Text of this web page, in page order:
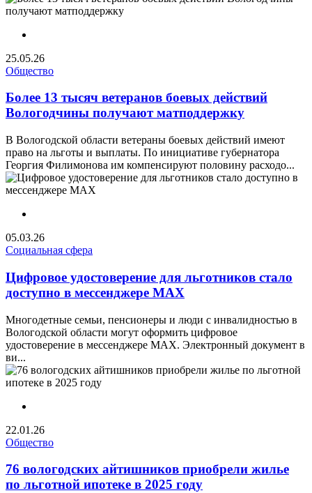
25.05.26
Общество
Более 13 тысяч ветеранов боевых действий
Вологодчины получают матподдержку
В Вологодской области ветераны боевых действий имеют
право на льготы и выплаты. По инициативе губернатора
Георгия Филимонова им компенсируют половину расходо...
05.03.26
Социальная сфера
Цифровое удостоверение для льготников стало
доступно в мессенджере МАХ
Многодетные семьи, пенсионеры и люди с инвалидностью в
Вологодской области могут оформить цифровое
удостоверение в мессенджере MAX. Электронный документ в
ви...
22.01.26
Общество
76 вологодских айтишников приобрели жилье
по льготной ипотеке в 2025 году